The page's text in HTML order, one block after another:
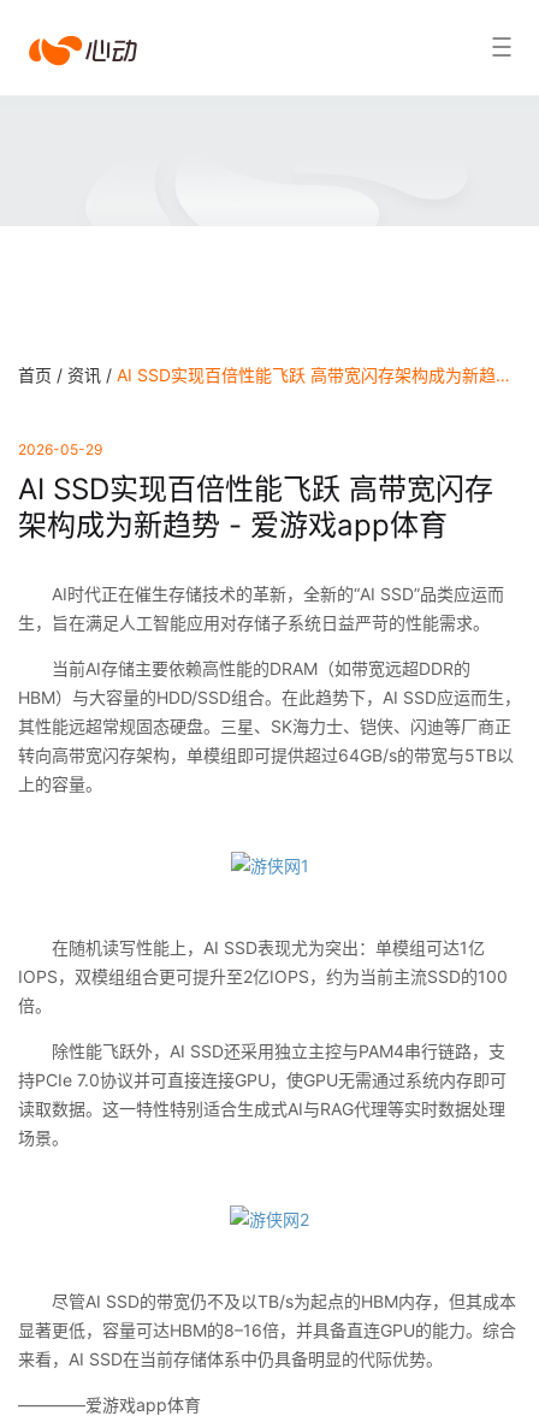
爱搜索结果
首页 / 资讯 / AI SSD实现百倍性能飞跃 高带宽闪存架构成为新趋势 - 爱游戏app体育
2026-05-29
AI SSD实现百倍性能飞跃 高带宽闪存
架构成为新趋势 - 爱游戏app体育
AI时代正在催生存储技术的革新，全新的“AI SSD”品类应运而
生，旨在满足人工智能应用对存储子系统日益严苛的性能需求。
当前AI存储主要依赖高性能的DRAM（如带宽远超DDR的
HBM）与大容量的HDD/SSD组合。在此趋势下，AI SSD应运而生，
其性能远超常规固态硬盘。三星、SK海力士、铠侠、闪迪等厂商正
转向高带宽闪存架构，单模组即可提供超过64GB/s的带宽与5TB以
上的容量。
在随机读写性能上，AI SSD表现尤为突出：单模组可达1亿
IOPS，双模组组合更可提升至2亿IOPS，约为当前主流SSD的100
倍。
除性能飞跃外，AI SSD还采用独立主控与PAM4串行链路，支
持PCIe 7.0协议并可直接连接GPU，使GPU无需通过系统内存即可
读取数据。这一特性特别适合生成式AI与RAG代理等实时数据处理
场景。
尽管AI SSD的带宽仍不及以TB/s为起点的HBM内存，但其成本
显著更低，容量可达HBM的8–16倍，并具备直连GPU的能力。综合
来看，AI SSD在当前存储体系中仍具备明显的代际优势。
————爱游戏app体育